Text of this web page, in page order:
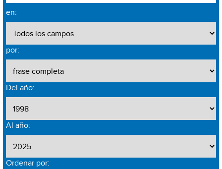
en:
por:
Del año:
Al año:
Ordenar por: